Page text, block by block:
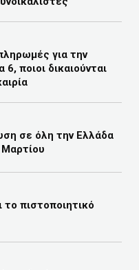
για την
ποιοι δικαιούνται
σε όλη την Ελλάδα
Μαρτίου
το πιστοποιητικό